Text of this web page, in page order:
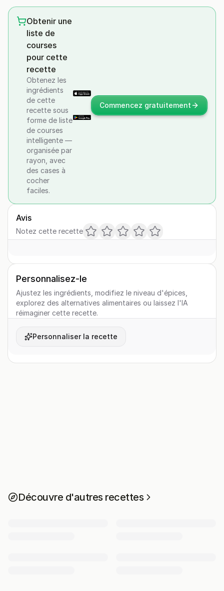
Obtenir une
liste de
courses
pour cette
recette
Obtenez les
ingrédients
de cette
recette sous
forme de liste
de courses
intelligente —
organisée par
rayon, avec
des cases à
cocher
faciles.
Commencez gratuitement
Avis
Notez cette recette
Personnalisez-le
Ajustez les ingrédients, modifiez le niveau d'épices,
explorez des alternatives alimentaires ou laissez l'IA
réimaginer cette recette.
Personnaliser la recette
Découvre d'autres recettes